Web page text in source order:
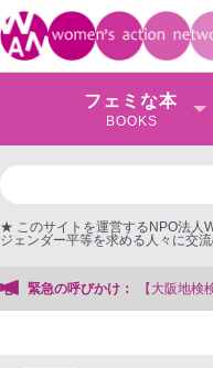
フェミな本
BOOKS
★ このサイトを運営するNPO法人
ジェンダー平等を求める人々に交流
緊急の呼びかけ：
検事正による女性検事への性的